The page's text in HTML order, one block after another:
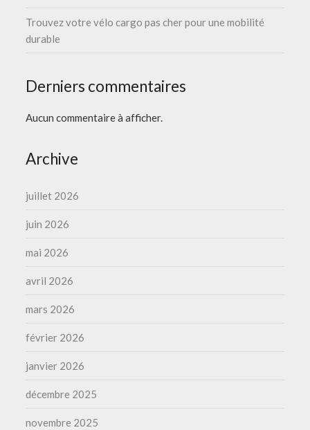
Trouvez votre vélo cargo pas cher pour une mobilité
durable
Derniers commentaires
Aucun commentaire à afficher.
Archive
juillet 2026
juin 2026
mai 2026
avril 2026
mars 2026
février 2026
janvier 2026
décembre 2025
novembre 2025